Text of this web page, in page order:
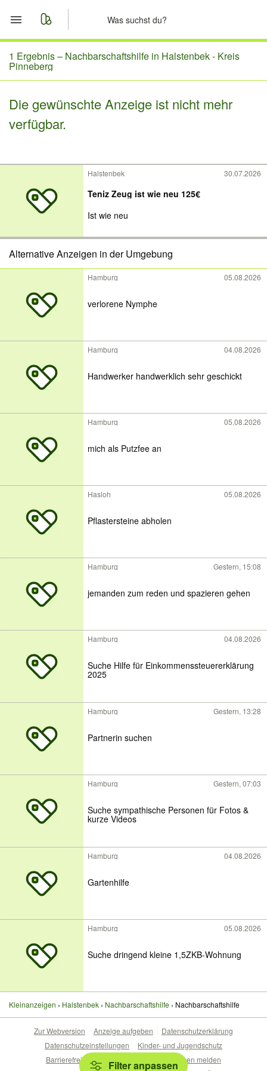
Start
Merkliste
Nachrichten
1 Ergebnis – Nachbarschaftshilfe in Halstenbek - Kreis
Pinneberg
Die gewünschte Anzeige ist nicht mehr
verfügbar.
Halstenbek 30.07.2026
Teniz Zeug ist wie neu 125€
Ist wie neu
Alternative Anzeigen in der Umgebung
Hamburg 05.08.2026
verlorene Nymphe
Hamburg 04.08.2026
Handwerker handwerklich sehr geschickt
Hamburg 05.08.2026
mich als Putzfee an
Hasloh 05.08.2026
Pflastersteine abholen
Hamburg Gestern, 15:08
jemanden zum reden und spazieren gehen
Hamburg 04.08.2026
Suche Hilfe für Einkommenssteuererklärung
2025
Hamburg Gestern, 13:28
Partnerin suchen
Hamburg Gestern, 07:03
Suche sympathische Personen für Fotos &
kurze Videos
Hamburg 04.08.2026
Gartenhilfe
Hamburg 05.08.2026
Suche dringend kleine 1,5ZKB-Wohnung
Kleinanzeigen Halstenbek Nachbarschaftshilfe Nachbarschaftshilfe
Filter anpassen
Zur Webversion Anzeige aufgeben
Datenschutzerklärung
Datenschutzeinstellungen
Kinder- und Jugendschutz
Barrierefreiheitserklärung
Sicherheitslücken melden